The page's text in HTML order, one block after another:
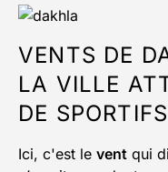
VENTS DE
LA VILLE
DE
Ici, c'est le vent qui